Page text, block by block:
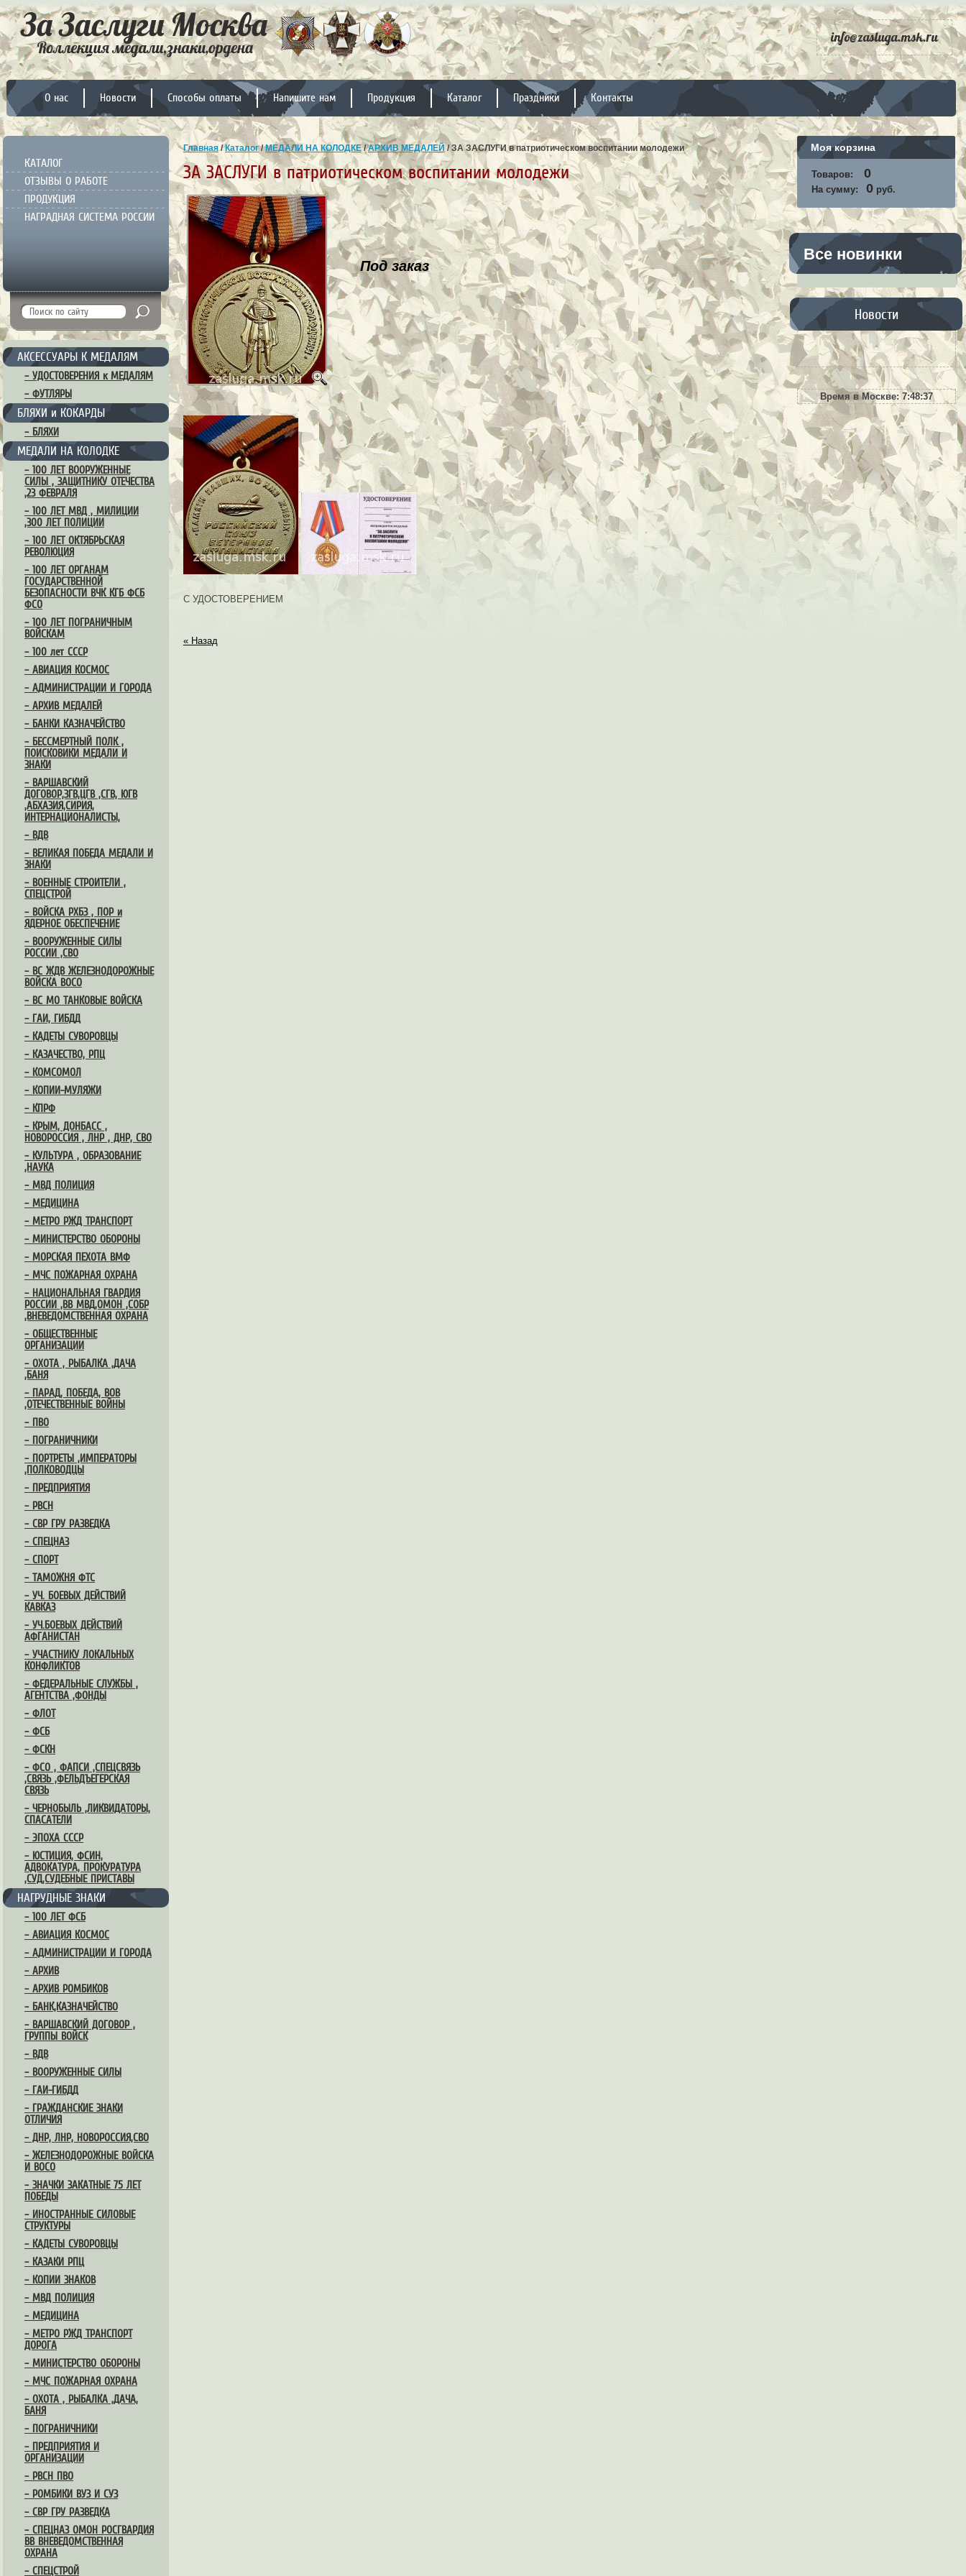
info@zasluga.msk.ru
О нас Новости Способы оплаты Напишите нам Продукция Каталог Праздники Контакты
КАТАЛОГ
ОТЗЫВЫ О РАБОТЕ
ПРОДУКЦИЯ
НАГРАДНАЯ СИСТЕМА РОССИИ
АКСЕССУАРЫ К МЕДАЛЯМ
– УДОСТОВЕРЕНИЯ к МЕДАЛЯМ
– ФУТЛЯРЫ
БЛЯХИ и КОКАРДЫ
– БЛЯХИ
МЕДАЛИ НА КОЛОДКЕ
– 100 ЛЕТ ВООРУЖЕННЫЕ
СИЛЫ , ЗАЩИТНИКУ ОТЕЧЕСТВА
,23 ФЕВРАЛЯ
– 100 ЛЕТ МВД , МИЛИЦИИ
,300 ЛЕТ ПОЛИЦИИ
– 100 ЛЕТ ОКТЯБРЬСКАЯ
РЕВОЛЮЦИЯ
– 100 ЛЕТ ОРГАНАМ
ГОСУДАРСТВЕННОЙ
БЕЗОПАСНОСТИ ВЧК КГБ ФСБ
ФСО
– 100 ЛЕТ ПОГРАНИЧНЫМ
ВОЙСКАМ
– 100 лет СССР
– АВИАЦИЯ КОСМОС
– АДМИНИСТРАЦИИ И ГОРОДА
– АРХИВ МЕДАЛЕЙ
– БАНКИ КАЗНАЧЕЙСТВО
– БЕССМЕРТНЫЙ ПОЛК ,
ПОИСКОВИКИ МЕДАЛИ И
ЗНАКИ
– ВАРШАВСКИЙ
ДОГОВОР,ЗГВ,ЦГВ ,СГВ, ЮГВ
,АБХАЗИЯ,СИРИЯ,
ИНТЕРНАЦИОНАЛИСТЫ,
– ВДВ
– ВЕЛИКАЯ ПОБЕДА МЕДАЛИ И
ЗНАКИ
– ВОЕННЫЕ СТРОИТЕЛИ ,
СПЕЦСТРОЙ
– ВОЙСКА РХБЗ , ПОР и
ЯДЕРНОЕ ОБЕСПЕЧЕНИЕ
– ВООРУЖЕННЫЕ СИЛЫ
РОССИИ ,СВО
– ВС ЖДВ ЖЕЛЕЗНОДОРОЖНЫЕ
ВОЙСКА ВОСО
– ВС МО ТАНКОВЫЕ ВОЙСКА
– ГАИ, ГИБДД
– КАДЕТЫ СУВОРОВЦЫ
– КАЗАЧЕСТВО, РПЦ
– КОМСОМОЛ
– КОПИИ-МУЛЯЖИ
– КПРФ
– КРЫМ, ДОНБАСС ,
НОВОРОССИЯ , ЛНР , ДНР, СВО
– КУЛЬТУРА , ОБРАЗОВАНИЕ
,НАУКА
– МВД ПОЛИЦИЯ
– МЕДИЦИНА
– МЕТРО РЖД ТРАНСПОРТ
– МИНИСТЕРСТВО ОБОРОНЫ
– МОРСКАЯ ПЕХОТА ВМФ
– МЧС ПОЖАРНАЯ ОХРАНА
– НАЦИОНАЛЬНАЯ ГВАРДИЯ
РОССИИ ,ВВ МВД,ОМОН ,СОБР
,ВНЕВЕДОМСТВЕННАЯ ОХРАНА
– ОБЩЕСТВЕННЫЕ
ОРГАНИЗАЦИИ
– ОХОТА , РЫБАЛКА ,ДАЧА
,БАНЯ
– ПАРАД, ПОБЕДА, ВОВ
,ОТЕЧЕСТВЕННЫЕ ВОЙНЫ
– ПВО
– ПОГРАНИЧНИКИ
– ПОРТРЕТЫ ,ИМПЕРАТОРЫ
,ПОЛКОВОДЦЫ
– ПРЕДПРИЯТИЯ
– РВСН
– СВР ГРУ РАЗВЕДКА
– СПЕЦНАЗ
– СПОРТ
– ТАМОЖНЯ ФТС
– УЧ. БОЕВЫХ ДЕЙСТВИЙ
КАВКАЗ
– УЧ.БОЕВЫХ ДЕЙСТВИЙ
АФГАНИСТАН
– УЧАСТНИКУ ЛОКАЛЬНЫХ
КОНФЛИКТОВ
– ФЕДЕРАЛЬНЫЕ СЛУЖБЫ ,
АГЕНТСТВА ,ФОНДЫ
– ФЛОТ
– ФСБ
– ФСКН
– ФСО , ФАПСИ ,СПЕЦСВЯЗЬ
,СВЯЗЬ ,ФЕЛЬДЪЕГЕРСКАЯ
СВЯЗЬ
– ЧЕРНОБЫЛЬ ,ЛИКВИДАТОРЫ,
СПАСАТЕЛИ
– ЭПОХА СССР
– ЮСТИЦИЯ, ФСИН,
АДВОКАТУРА, ПРОКУРАТУРА
,СУД,СУДЕБНЫЕ ПРИСТАВЫ
НАГРУДНЫЕ ЗНАКИ
– 100 ЛЕТ ФСБ
– АВИАЦИЯ КОСМОС
– АДМИНИСТРАЦИИ И ГОРОДА
– АРХИВ
– АРХИВ РОМБИКОВ
– БАНК,КАЗНАЧЕЙСТВО
– ВАРШАВСКИЙ ДОГОВОР ,
ГРУППЫ ВОЙСК
– ВДВ
– ВООРУЖЕННЫЕ СИЛЫ
– ГАИ-ГИБДД
– ГРАЖДАНСКИЕ ЗНАКИ
ОТЛИЧИЯ
– ДНР, ЛНР, НОВОРОССИЯ,СВО
– ЖЕЛЕЗНОДОРОЖНЫЕ ВОЙСКА
И ВОСО
– ЗНАЧКИ ЗАКАТНЫЕ 75 ЛЕТ
ПОБЕДЫ
– ИНОСТРАННЫЕ СИЛОВЫЕ
СТРУКТУРЫ
– КАДЕТЫ СУВОРОВЦЫ
– КАЗАКИ РПЦ
– КОПИИ ЗНАКОВ
– МВД ПОЛИЦИЯ
– МЕДИЦИНА
– МЕТРО РЖД ТРАНСПОРТ
ДОРОГА
– МИНИСТЕРСТВО ОБОРОНЫ
– МЧС ПОЖАРНАЯ ОХРАНА
– ОХОТА , РЫБАЛКА ,ДАЧА,
БАНЯ
– ПОГРАНИЧНИКИ
– ПРЕДПРИЯТИЯ И
ОРГАНИЗАЦИИ
– РВСН ПВО
– РОМБИКИ ВУЗ И СУЗ
– СВР ГРУ РАЗВЕДКА
– СПЕЦНАЗ ОМОН РОСГВАРДИЯ
ВВ ВНЕВЕДОМСТВЕННАЯ
ОХРАНА
– СПЕЦСТРОЙ
Главная/Каталог/МЕДАЛИ НА КОЛОДКЕ/АРХИВ МЕДАЛЕЙ / ЗА ЗАСЛУГИ в патриотическом воспитании молодежи
ЗА ЗАСЛУГИ в патриотическом воспитании молодежи
Под заказ
С УДОСТОВЕРЕНИЕМ
« Назад
Моя корзина
Товаров: 0
На сумму: 0 руб.
Все новинки
Новости
Время в Москве: 7:48:38